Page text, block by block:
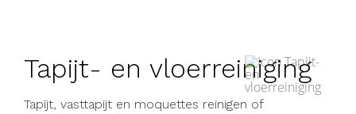
Tapijt- en vloerreiniging
Tapijt, vasttapijt en moquettes reinigen of